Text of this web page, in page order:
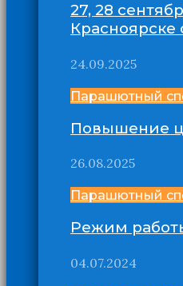
27, 28
Красноярске
24.09.2025
Парашютный
Повышение
26.08.2025
Парашютный
Режим
04.07.2024